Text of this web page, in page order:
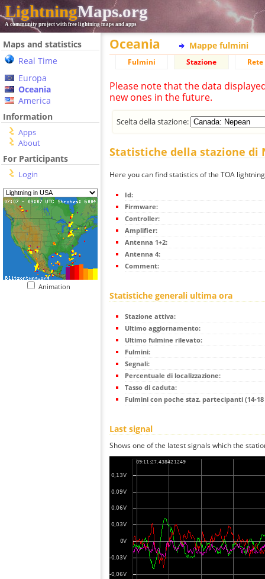
LightningMaps.org
A community project with free lightning maps and apps
Maps and statistics
Real Time
Europa
Oceania
America
Information
Apps
About
For Participants
Login
Animation
Oceania Mappe fulmini
Fulmini Stazione
Please note that the data
new ones in the future.
Scelta della stazione:
Statistiche della stazione di
Here you can find statistics of the TOA
Id:
Firmware:
Controller:
Amplifier:
Antenna 1+2:
Antenna 4:
Comment:
Statistiche generali ultima ora
Stazione attiva:
Ultimo aggiornamento:
Ultimo fulmine rilevato:
Fulmini:
Segnali:
Percentuale di localizzazione:
Tasso di caduta:
Fulmini con poche staz. partecipanti (14-
Last signal
Shows one of the latest signals which the